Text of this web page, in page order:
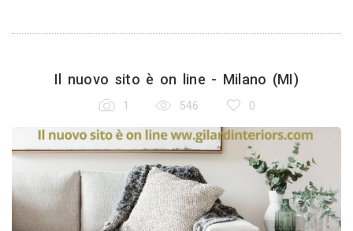
Il nuovo sito è on line - Milano (MI)
1 546 0